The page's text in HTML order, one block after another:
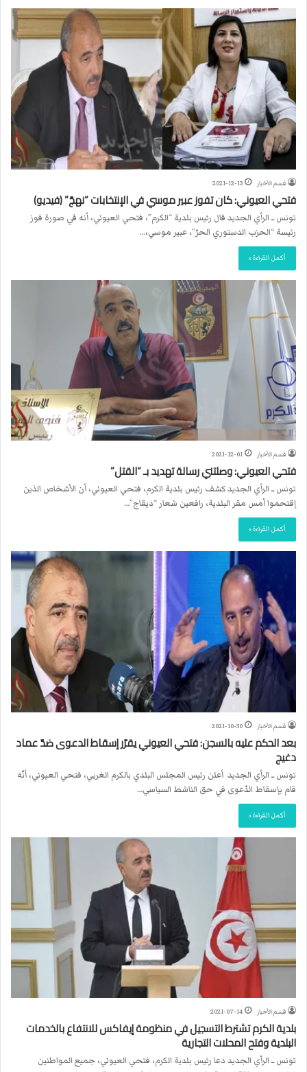
قسم الأخبار 2021-12-13
فتحي العيوني: كان تفوز عبير موسي في الإنتخابات “نهجّ” (فيديو)
تونس ــ الرأي الجديد قال رئيس بلدية “الكرم”، فتحي العيوني، أنه في صورة فوز
رئيسة “الحزب الدستوري الحرّ”، عبير موسي،…
أكمل القراءة »
قسم الأخبار 2021-12-01
فتحي العيوني: وصلتني رسالة تهديد بـ “القتل”
تونس ــ الرأي الجديد كشف رئيس بلدية الكرم، فتحي العيوني، أن الأشخاص الذين
إقتحموا أمس مقر البلدية، رافعين شعار “ديقاج”…
أكمل القراءة »
قسم الأخبار 2021-10-30
بعد الحكم عليه بالسجن: فتحي العيوني يقرّر إسقاط الدعوى ضدّ عماد
دغيج
تونس ــ الرأي الجديد أعلن رئيس المجلس البلدي بالكرم الغربي، فتحي العيوني، أنّه
قام بإسقاط الدّعوى في حق الناشط السياسي…
أكمل القراءة »
قسم الأخبار 2021-07-14
بلدية الكرم تشترط التسجيل في منظومة إيفاكس للانتفاع بالخدمات
البلدية وفتح المحلات التجارية
تونس ــ الرأي الجديد دعا رئيس بلدية الكرم، فتحي العيوني، جميع المواطنين